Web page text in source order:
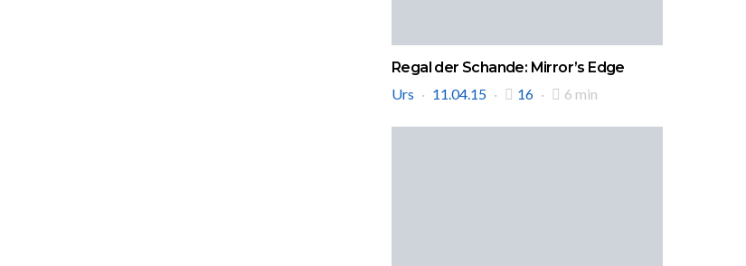
Regal der Schande: Mirror’s Edge
Urs
11.04.15 16 6 min